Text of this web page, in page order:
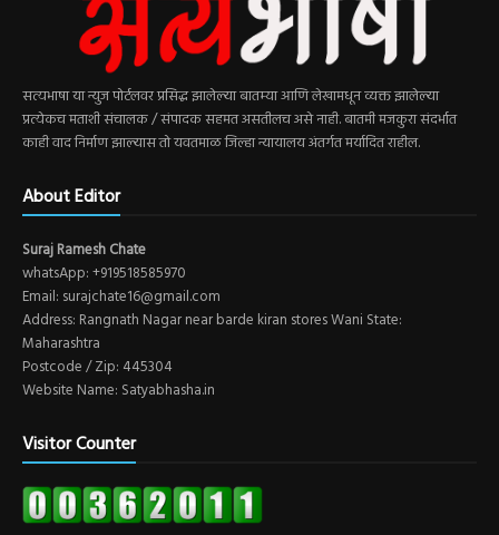
सत्यभाषा या न्युज पोर्टलवर प्रसिद्ध झालेल्या बातम्या आणि लेखामधून व्यक्त झालेल्या
प्रत्येकच मताशी संचालक / संपादक सहमत असतीलच असे नाही. बातमी मजकुरा संदर्भात
काही वाद निर्माण झाल्यास तो यवतमाळ जिल्हा न्यायालय अंतर्गत मर्यादित राहील.
About Editor
Suraj Ramesh Chate
whatsApp: +919518585970
Email: surajchate16@gmail.com
Address: Rangnath Nagar near barde kiran stores Wani State:
Maharashtra
Postcode / Zip: 445304
Website Name: Satyabhasha.in
Visitor Counter